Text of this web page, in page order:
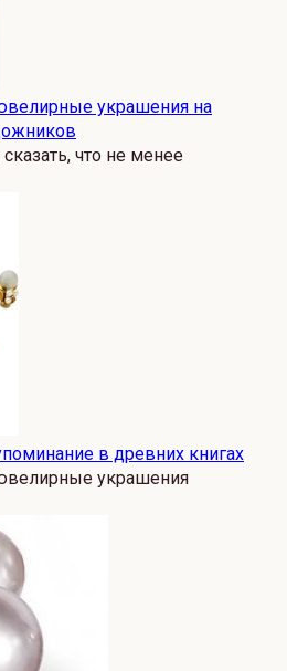
украшения на
что не менее
в древних книгах
украшения